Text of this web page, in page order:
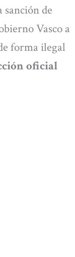
de
Vasco a
forma ilegal
oficial